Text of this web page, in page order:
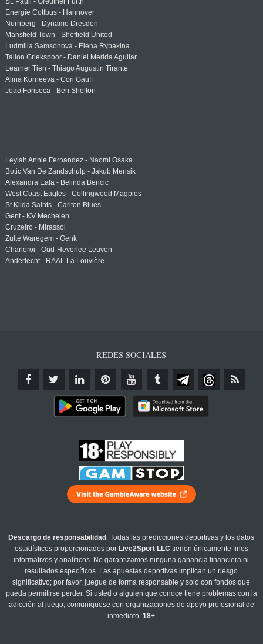
Energie Cottbus - Hannover
Nürnberg - Dynamo Dresden
Mansfield Town - Sheffield United
Ludmilla Samsonova - Elena Rybakina
Tallon Griekspoor - Daniel Merida Aguilar
Learner Tien - Thiago Augustin Tirante
Alina Korneeva - Cori Gauff
Joao Fonseca - Ben Shelton
Leylah Annie Fernandez - Naomi Osaka
Botic Van De Zandschulp - Jakub Mensik
Alexandra Eala - Belinda Bencic
West Coast Eagles - Collingwood Magpies
St Kilda Saints - Carlton Blues
Gent - KV Mechelen
Cruzeiro - Mirassol
Zulte Waregem - Genk
Charleroi - Oud-Heverlee Leuven
Anderlecht - RAAL La Louvière
REDES SOCIALES
Descargo de responsabilidad : Todas las predicciones deportivas y los datos
estadísticos proporcionados por Live2Sport LLC tienen únicamente fines
informativos y analíticos. No garantizamos ninguna ganancia financiera ni
resultados específicos. Las apuestas deportivas implican un riesgo
significativo; por favor, juegue de forma responsable y solo con fondos que
pueda permitirse perder. Si usted o alguien que conoce tiene problemas con la
adicción al juego, comuníquese con organizaciones de apoyo profesional de
inmediato.18+